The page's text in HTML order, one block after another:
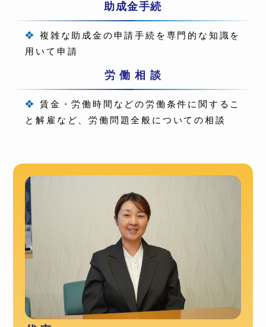
助成金手続
❖
複雑な助成金の申請手続を専門的な知識を
用いて申請
労 働 相 談
❖
賃金・労働時間などの労働条件に関するこ
と解雇など、労働問題全般についての相談